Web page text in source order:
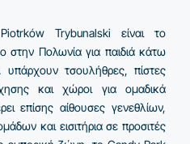
Trybunalski είναι το
Πολωνία για παιδιά κάτω
τσουλήθρες, πίστες
και χώροι για ομαδικά
επίσης αίθουσες γενεθλίων,
και εισιτήρια σε προσιτές